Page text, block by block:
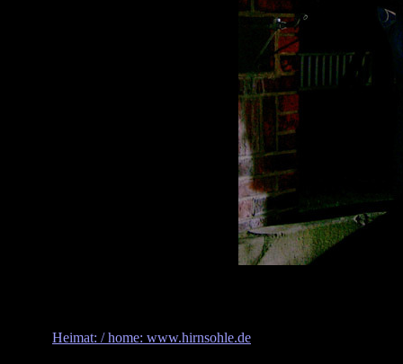
Heimat: / home: www.hirnsohle.de